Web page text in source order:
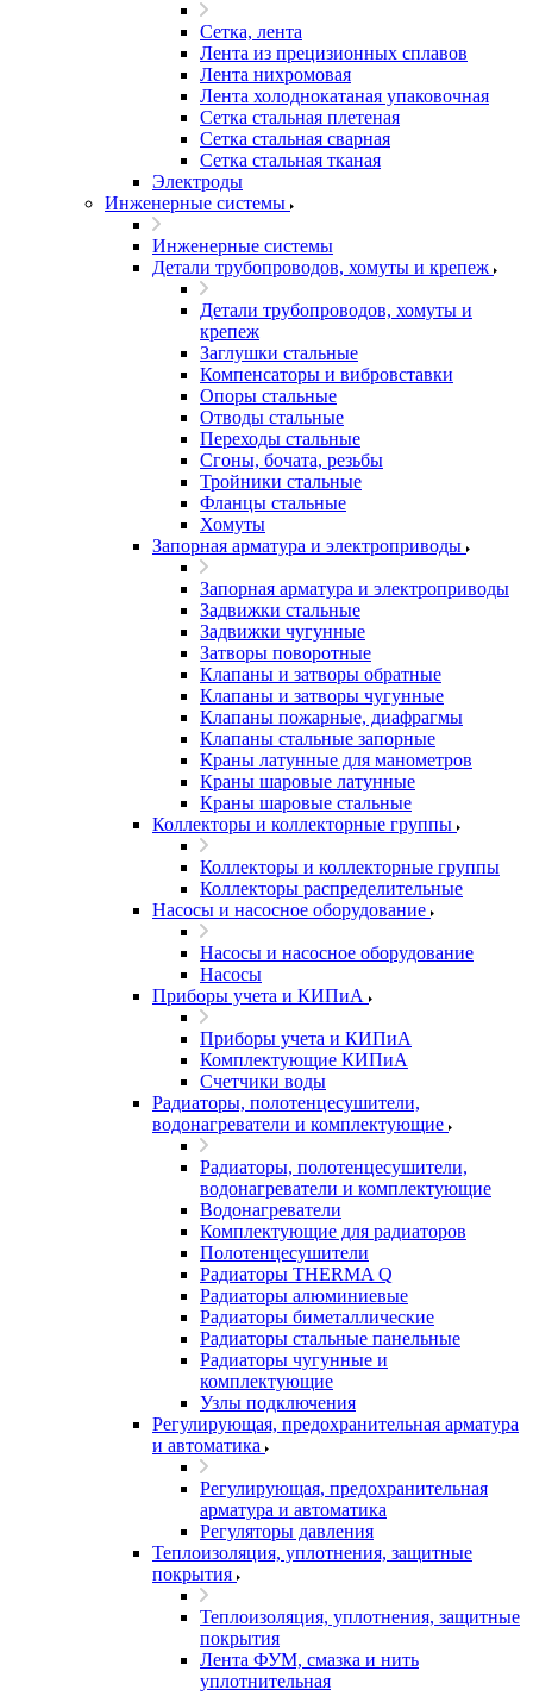
Сетка, лента
Лента из прецизионных сплавов
Лента нихромовая
Лента холоднокатаная упаковочная
Сетка стальная плетеная
Сетка стальная сварная
Сетка стальная тканая
Электроды
Инженерные системы
Инженерные системы
Детали трубопроводов, хомуты и крепеж
Детали трубопроводов, хомуты и
крепеж
Заглушки стальные
Компенсаторы и вибровставки
Опоры стальные
Отводы стальные
Переходы стальные
Сгоны, бочата, резьбы
Тройники стальные
Фланцы стальные
Хомуты
Запорная арматура и электроприводы
Запорная арматура и электроприводы
Задвижки стальные
Задвижки чугунные
Затворы поворотные
Клапаны и затворы обратные
Клапаны и затворы чугунные
Клапаны пожарные, диафрагмы
Клапаны стальные запорные
Краны латунные для манометров
Краны шаровые латунные
Краны шаровые стальные
Коллекторы и коллекторные группы
Коллекторы и коллекторные группы
Коллекторы распределительные
Насосы и насосное оборудование
Насосы и насосное оборудование
Насосы
Приборы учета и КИПиА
Приборы учета и КИПиА
Комплектующие КИПиА
Счетчики воды
Радиаторы, полотенцесушители,
водонагреватели и комплектующие
Радиаторы, полотенцесушители,
водонагреватели и комплектующие
Водонагреватели
Комплектующие для радиаторов
Полотенцесушители
Радиаторы THERMA Q
Радиаторы алюминиевые
Радиаторы биметаллические
Радиаторы стальные панельные
Радиаторы чугунные и
комплектующие
Узлы подключения
Регулирующая, предохранительная арматура
и автоматика
Регулирующая, предохранительная
арматура и автоматика
Регуляторы давления
Теплоизоляция, уплотнения, защитные
покрытия
Теплоизоляция, уплотнения, защитные
покрытия
Лента ФУМ, смазка и нить
уплотнительная